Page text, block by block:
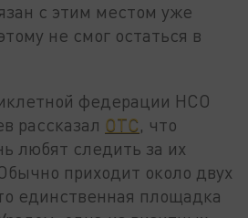
с этим местом уже
не смог остаться в
федерации НСО
рассказал ОТС, что
любят следить за их
приходит около двух
единственная площадка